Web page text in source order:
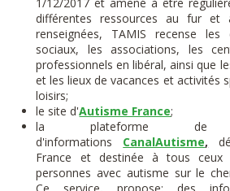
différentes ressources au fur et
renseignées, TAMIS recense les
sociaux, les associations, les
professionnels en libéral, ainsi que
et les lieux de vacances et activités
loisirs;
le site d'Autisme France;
la plateforme de
d'informations CanalAutisme,
France et destinée à tous ceux
personnes avec autisme sur le